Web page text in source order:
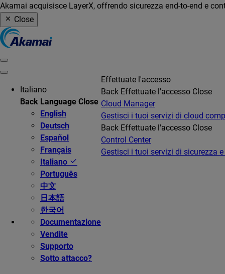
Akamai acquisisce LayerX, offrendo sicurezza end-to-end e
Close
Italiano
Back Language Close
English
Deutsch
Español
Français
Italiano
Português
中文
日本語
한국어
Documentazione
Vendite
Supporto
Sotto attacco?
Effettuate l'accesso
Back Effettuate l'accesso Close
Cloud Manager
Gestisci i tuoi servizi di cloud
Back Effettuate l'accesso Close
Control Center
Gestisci i tuoi servizi di sicurezza